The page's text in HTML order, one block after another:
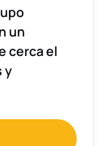
un
cerca el
y